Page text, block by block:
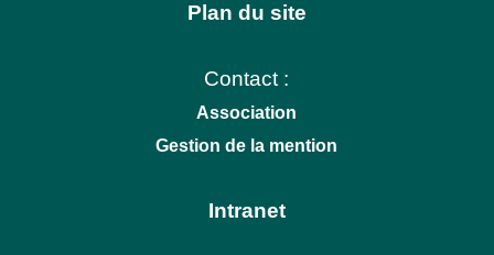
Plan du site
Contact :
Association
Gestion de la mention
Intranet